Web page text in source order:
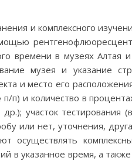
и комплексного
времени в музеях Алтая
музея и указание
и место его
п) и количество в
участок тестирования
или нет, уточнения,
осуществлять
в указанное время, а